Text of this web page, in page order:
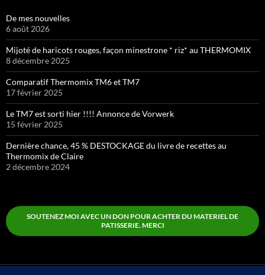
De mes nouvelles
6 août 2026
Mijoté de haricots rouges, façon minestrone * riz* au THERMOMIX
8 décembre 2025
Comparatif Thermomix TM6 et TM7
17 février 2025
Le TM7 est sorti hier !!!! Annonce de Vorwerk
15 février 2025
Dernière chance, 45 % DESTOCKAGE du livre de recettes au
Thermomix de Claire
2 décembre 2024
SOUTENEZ MOI AVEC UN DON POUR ACHTER DU MATERIEL DE
PATISSERIE. MERCI